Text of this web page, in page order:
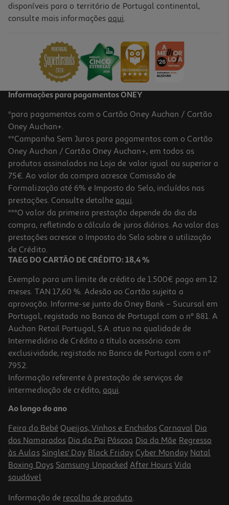
Perfume Iap Pharma Senhora Nº92 30ml
Perfume Iap Pharma Senhora Nº 2 30ml
186.67 €/Lt
5,60 €
-37%
Perfume Iap Pharma Homem Nº62 150ml
64.47 €/Lt
9,67 €
Promoção
disponíveis para o território de Portugal continental,
consulte mais informações aqui.
Informações para pagamentos ONEY
*para pagamentos com o Cartão Oney Auchan / Cartão
Oney Auchan+.
**Campanha Sem Juros para pagamentos com o Cartão
Oney Auchan / Cartão Oney Auchan+, em todos os
produtos assinalados na Loja de valor igual ou superior a
75€. Ao valor da compra acresce Comissão de
Formalização até 6% e Imposto do Selo, incluídos nas
prestações. Consulte detalhe aqui.
***O valor da primeira prestação depende do dia da
compra, refletindo o cálculo de juros diários. Ao valor das
prestações acresce o Imposto do Selo sobre a utilização
de Crédito.
TAEG DO CARTÃO DE CRÉDITO: 18,4 %
Exemplo para um limite de crédito de 1.500€ pago em 12
meses. TAN 17,60 %. Adesão ao Cartão sujeita a
aprovação. Informe-se junto do Oney Bank – Sucursal em
Portugal, registado no Banco de Portugal com o nº 881. A
Auchan Retail Portugal, S.A. atua na qualidade de
Intermediário de Crédito a título acessório com
exclusividade, registado no Banco de Portugal com o nº
7952.
Informação referente à prestação de serviços de
intermediação de crédito, aqui.
Ao longo do ano
Feira do Bebé Queijos, Vinhos e Enchidos Carnaval Dia
dos Namorados Dia do Pai Páscoa Dia da Mãe Regresso
às Aulas Singles' Day Black Friday Cyber Monday Natal
Boxing Days Samsung Unpacked After Hours Vida
saudável
Informação de recolha de produto.